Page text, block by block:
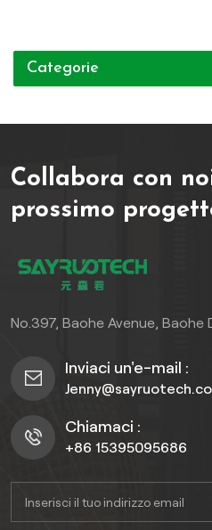
resistenti e sofisticati che
trasudano lusso e stile.
vostro pavimento in WPC,
garantendo prestazioni
durature e una bellezza
l'eleganza dell'acciaio
inossidabile e concedetevi
resistenza e raffinatezza
Categorie
Collabora con
prossimo
No.397, Baohe Avenue, Baohe
Inviaci un'e-mail :
Chiamaci :
+86 15395095686